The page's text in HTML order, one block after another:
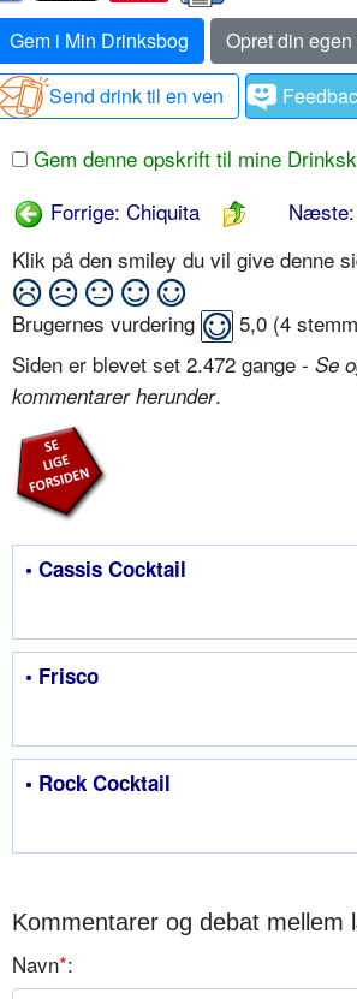
Gem i Min Drinksbog
Opret din
Send drink til en ven
Gem denne opskrift til mine
Forrige: Chiquita
Næste:
Klik på den smiley du vil give denne
Brugernes vurdering 5,0 (4
Siden er blevet set 2.472 gange - Se
kommentarer herunder.
• Cassis Cocktail
• Frisco
• Rock Cocktail
Kommentarer og debat mellem
Navn*: